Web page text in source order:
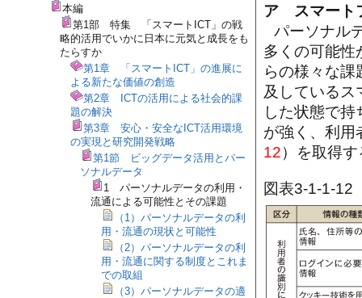
ア スマート
パーソナル
多くの可能性
らの様々な
及しているス
した状態で
が強く、利用
12）を取得
図表3-1-1-12
本編
第1部 特集 「スマートICT」の戦
略的活用でいかに日本に元気と成長をも
たらすか
第1章 「スマートICT」の進展に
よる新たな価値の創造
第2章 ICTの活用による社会的課
題の解決
第3章 安心・安全なICT活用環境
の実現と研究開発戦略
第1節 ビッグデータ活用とパー
ソナルデータ
1 パーソナルデータの利用・
流通による可能性とその課題
（1）パーソナルデータの利
用・流通の現状と可能性
（2）パーソナルデータの利
用・流通に関する制度とこれま
での取組
（3）パーソナルデータの適